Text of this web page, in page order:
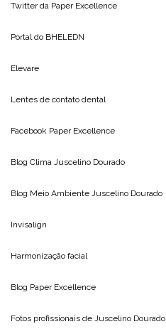
Twitter da Paper Excellence
Portal do BHELEDN
Elevare
Lentes de contato dental
Facebook Paper Excellence
Blog Clima Juscelino Dourado
Blog Meio Ambiente Juscelino Dourado
Invisalign
Harmonização facial
Blog Paper Excellence
Fotos profissionais de Juscelino Dourado